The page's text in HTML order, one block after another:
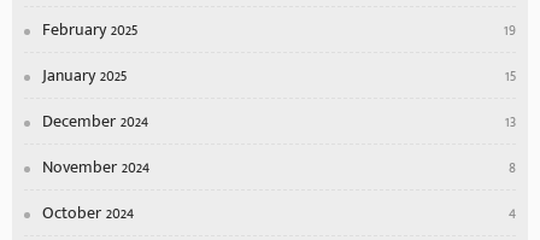
February 2025
19
January 2025
15
December 2024
13
November 2024
8
October 2024
4